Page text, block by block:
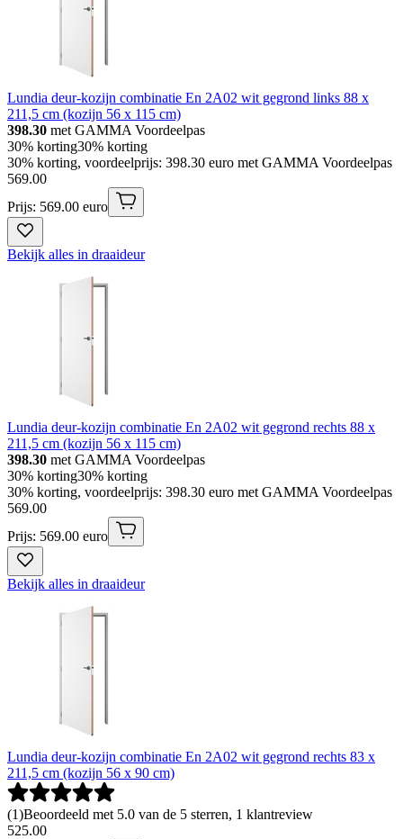
Lundia deur-kozijn combinatie En 2A02 wit gegrond links 88 x
211,5 cm (kozijn 56 x 115 cm)
398.30 met GAMMA Voordeelpas
30% korting30% korting
30% korting, voordeelprijs: 398.30 euro met GAMMA Voordeelpas
569.00
Prijs: 569.00 euro
Bekijk alles in draaideur
Lundia deur-kozijn combinatie En 2A02 wit gegrond rechts 88 x
211,5 cm (kozijn 56 x 115 cm)
398.30 met GAMMA Voordeelpas
30% korting30% korting
30% korting, voordeelprijs: 398.30 euro met GAMMA Voordeelpas
569.00
Prijs: 569.00 euro
Bekijk alles in draaideur
Lundia deur-kozijn combinatie En 2A02 wit gegrond rechts 83 x
211,5 cm (kozijn 56 x 90 cm)
(1)Beoordeeld met 5.0 van de 5 sterren, 1 klantreview
525.00